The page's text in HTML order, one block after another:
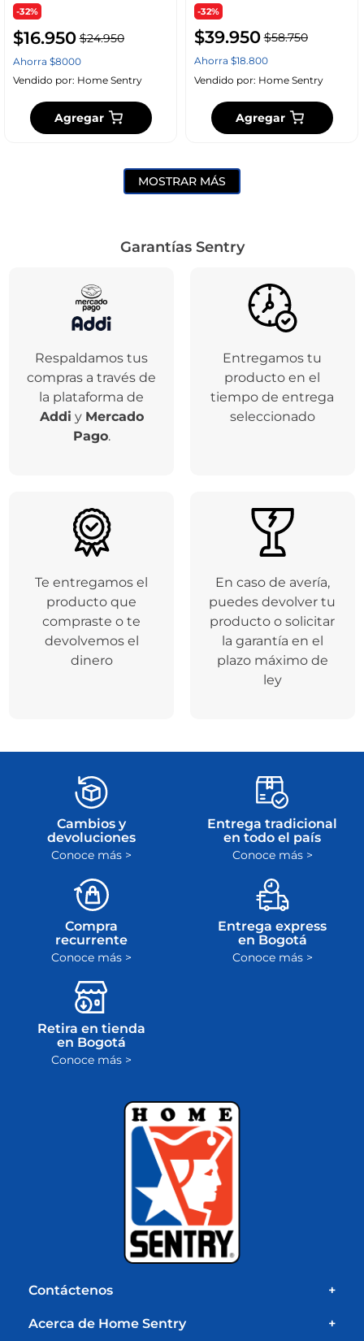
-32%
$16.950 $24.950
Ahorra $8000
Vendido por: Home Sentry
Agregar
-32%
$39.950 $58.750
Ahorra $18.800
Vendido por: Home Sentry
Agregar
MOSTRAR MÁS
Garantías Sentry
Respaldamos tus
compras a través de
la plataforma de
Addi y Mercado
Pago.
Entregamos tu
producto en el
tiempo de entrega
seleccionado
Te entregamos el
producto que
compraste o te
devolvemos el
dinero
En caso de avería,
puedes devolver tu
producto o solicitar
la garantía en el
plazo máximo de
ley
Cambios y
devoluciones
Conoce más >
Entrega tradicional
en todo el país
Conoce más >
Compra
recurrente
Conoce más >
Entrega express
en Bogotá
Conoce más >
Retira en tienda
en Bogotá
Conoce más >
Contáctenos +
Acerca de Home Sentry +